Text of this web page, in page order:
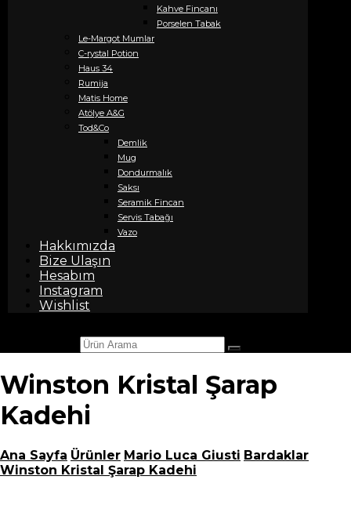
Kahve Fincanı
Porselen Tabak
Le-Margot Mumlar
C-rystal Potion
Haus 34
Rumija
Matis Home
Atölye A&G
Tod&Co
Demlik
Mug
Dondurmalık
Saksı
Seramik Fincan
Servis Tabağı
Vazo
Hakkımızda
Bize Ulaşın
Hesabım
Instagram
Wishlist
Winston Kristal Şarap
Kadehi
Ana Sayfa Ürünler Mario Luca Giusti Bardaklar
Winston Kristal Şarap Kadehi